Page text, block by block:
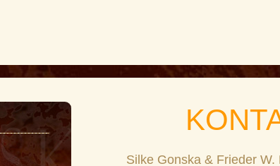
Silke Gonska & Frieder W.